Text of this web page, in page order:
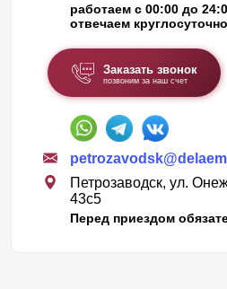
работаем с 00:00 до
отвечаем круглосуточно
Заказать звонок
позвоним за наш счет
Петрозаводск, ул.
43c5
Перед приездом